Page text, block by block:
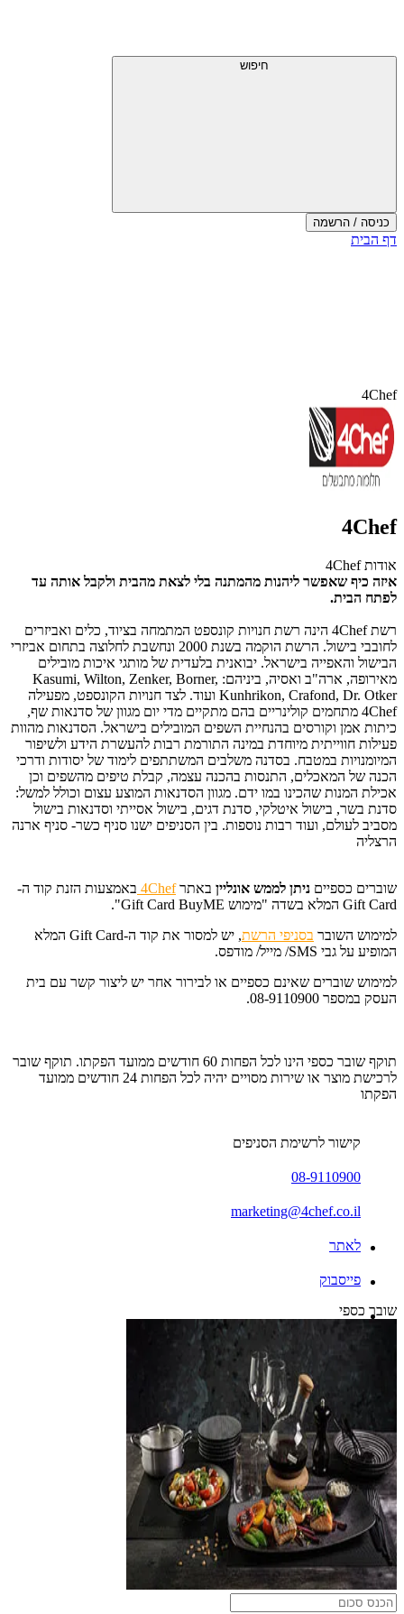
חיפוש
כניסה / הרשמה
דף הבית
4Chef
4Chef
אודות 4Chef
איזה כיף שאפשר ליהנות מהמתנה בלי לצאת מהבית ולקבל אותה עד
לפתח הבית.
רשת 4Chef הינה רשת חנויות קונספט המתמחה בציוד, כלים ואביזרים
לחובבי בישול. הרשת הוקמה בשנת 2000 ונחשבת לחלוצה בתחום אביזרי
הבישול והאפייה בישראל. יבואנית בלעדית של מותגי איכות מובילים
מאירופה, ארה"ב ואסיה, ביניהם: Kasumi, Wilton, Zenker, Borner,
Kunhrikon, Crafond, Dr. Otker ועוד. לצד חנויות הקונספט, מפעילה
4Chef מתחמים קולינריים בהם מתקיים מדי יום מגוון של סדנאות שף,
כיתות אמן וקורסים בהנחיית השפים המובילים בישראל. הסדנאות מהוות
פעילות חווייתית מיוחדת במינה התורמת רבות להעשרת הידע ולשיפור
המיומנויות במטבח. בסדנה משלבים המשתתפים לימוד של יסודות ודרכי
הכנה של המאכלים, התנסות בהכנה עצמה, קבלת טיפים מהשפים וכן
אכילת המנות שהכינו במו ידם. מגוון הסדנאות המוצע עצום וכולל למשל:
סדנת בשר, בישול איטלקי, סדנת דגים, בישול אסייתי וסדנאות בישול
מסביב לעולם, ועוד רבות נוספות. בין הסניפים ישנו סניף כשר- סניף ארנה
הרצליה
שוברים כספיים ניתן לממש אונליין באתר4Chef באמצעות הזנת קוד ה-
Gift Card המלא בשדה "מימוש Gift Card BuyME".
למימוש השובר בסניפי הרשת
, יש למסור את קוד ה-Gift Card המלא
המופיע על גבי SMS/ מייל/ מודפס.
למימוש שוברים שאינם כספיים או לבירור אחר יש ליצור קשר עם בית
העסק במספר 08-9110900.
תוקף שובר כספי הינו לכל הפחות 60 חודשים ממועד הפקתו. תוקף שובר
לרכישת מוצר או שירות מסויים יהיה לכל הפחות 24 חודשים ממועד
הפקתו
קישור לרשימת הסניפים
08-9110900
marketing@4chef.co.il
לאתר
פייסבוק
שובר כספי